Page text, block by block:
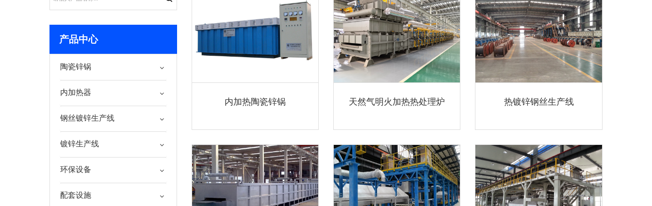
内加热陶瓷锌锅 天然气明火加热热处理炉 热镀锌钢丝生产线
产品中心
陶瓷锌锅
内加热器
钢丝镀锌生产线
镀锌生产线
环保设备
配套设施